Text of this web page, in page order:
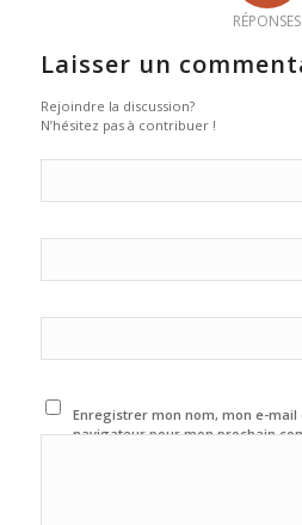
RÉPONSES
Laisser un
Rejoindre la discussion?
N’hésitez pas à contribuer !
Enregistrer mon nom, mon e-mail
navigateur pour mon prochain